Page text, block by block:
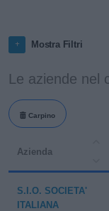
Mostra Filtri
Le aziende nel
Carpino
Azienda
S.I.O. SOCIETA'
ITALIANA